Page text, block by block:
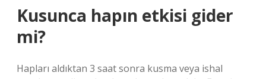
Kusunca hapın etkisi gider
mi?
Hapları aldıktan 3 saat sonra kusma veya ishal